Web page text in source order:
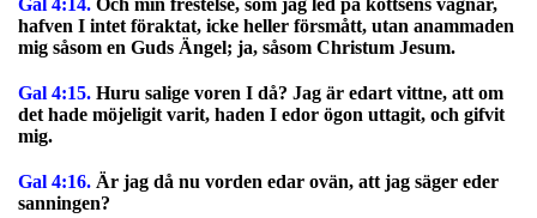
Gal 4:14. Och min frestelse, som jag led på köttsens vägnar,
hafven I intet föraktat, icke heller försmått, utan anammaden
mig såsom en Guds Ängel; ja, såsom Christum Jesum.
Gal 4:15. Huru salige voren I då? Jag är edart vittne, att om
det hade möjeligit varit, haden I edor ögon uttagit, och gifvit
mig.
Gal 4:16. Är jag då nu vorden edar ovän, att jag säger eder
sanningen?